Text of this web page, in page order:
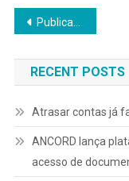
Navegação
por
posts
Publicações mais antigas
RECENT POSTS
Atrasar contas já
ANCORD lança
acesso de